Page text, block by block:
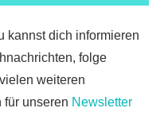
kannst dich informieren
folge
weiteren
für unseren Newsletter